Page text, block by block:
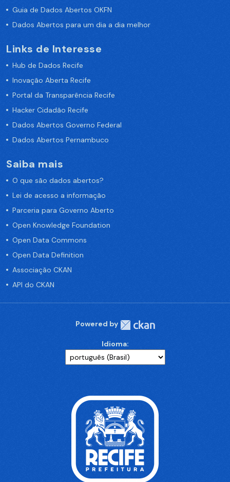
Guia de Dados Abertos OKFN
Dados Abertos para um dia a dia melhor
Links de Interesse
Hub de Dados Recife
Inovação Aberta Recife
Portal da Transparência Recife
Hacker Cidadão Recife
Dados Abertos Governo Federal
Dados Abertos Pernambuco
Saiba mais
O que são dados abertos?
Lei de acesso a informação
Parceria para Governo Aberto
Open Knowledge Foundation
Open Data Commons
Open Data Definition
Associação CKAN
API do CKAN
Powered by
Idioma